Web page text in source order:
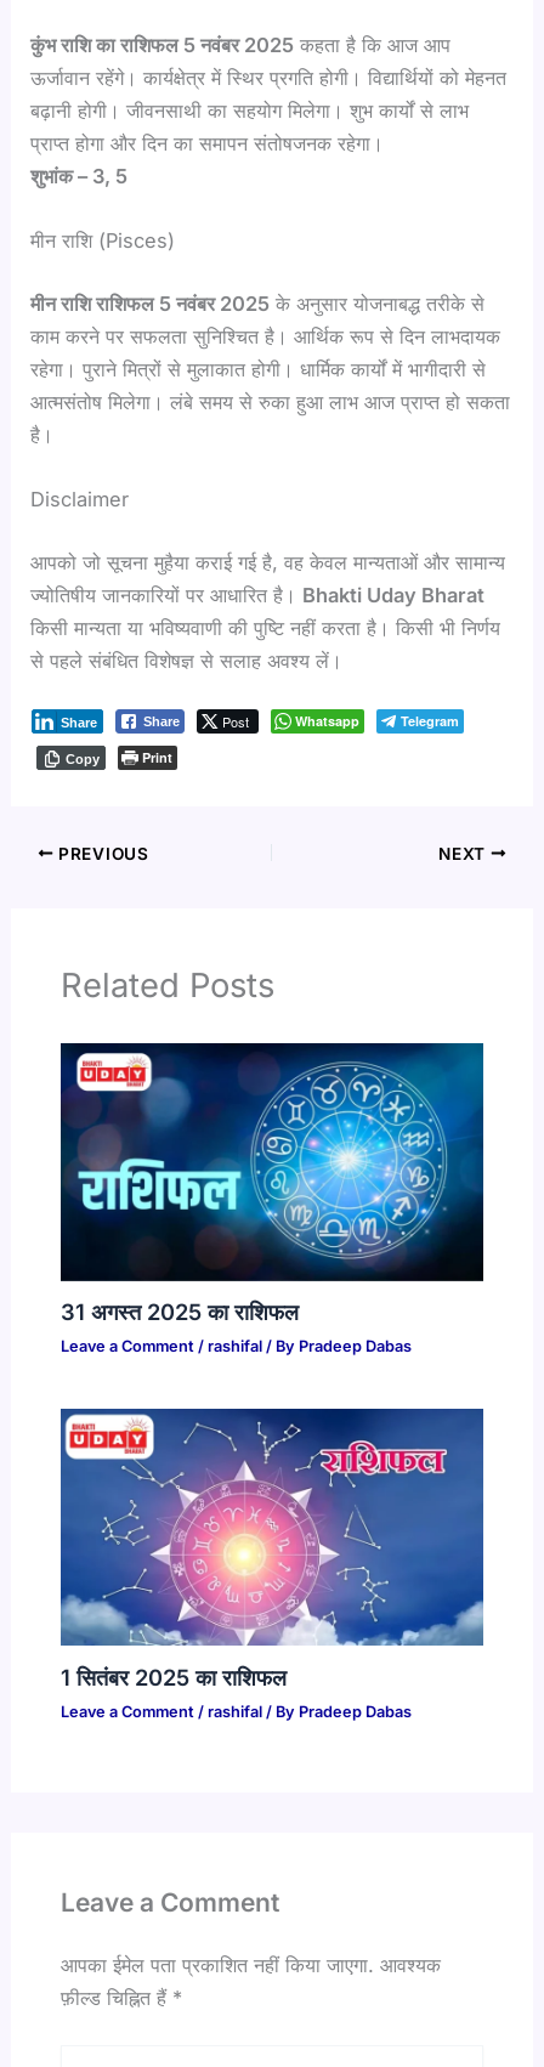
कुंभ राशि का राशिफल 5 नवंबर 2025 कहता है कि आज आप
ऊर्जावान रहेंगे। कार्यक्षेत्र में स्थिर प्रगति होगी। विद्यार्थियों को मेहनत
बढ़ानी होगी। जीवनसाथी का सहयोग मिलेगा। शुभ कार्यों से लाभ
प्राप्त होगा और दिन का समापन संतोषजनक रहेगा।
शुभांक – 3, 5
मीन राशि (Pisces)
मीन राशि राशिफल 5 नवंबर 2025 के अनुसार योजनाबद्ध तरीके से
काम करने पर सफलता सुनिश्चित है। आर्थिक रूप से दिन लाभदायक
रहेगा। पुराने मित्रों से मुलाकात होगी। धार्मिक कार्यों में भागीदारी से
आत्मसंतोष मिलेगा। लंबे समय से रुका हुआ लाभ आज प्राप्त हो सकता
है।
Disclaimer
आपको जो सूचना मुहैया कराई गई है, वह केवल मान्यताओं और सामान्य
ज्योतिषीय जानकारियों पर आधारित है। Bhakti Uday Bharat
किसी मान्यता या भविष्यवाणी की पुष्टि नहीं करता है। किसी भी निर्णय
से पहले संबंधित विशेषज्ञ से सलाह अवश्य लें।
Share Post
Share Whatsapp Telegram
Copy Print
PREVIOUS NEXT
Related Posts
31 अगस्त 2025 का राशिफल​
Leave a Comment / rashifal/ By Pradeep Dabas
1 सितंबर 2025 का राशिफल​
Leave a Comment / rashifal/ By Pradeep Dabas
Leave a Comment
आपका ईमेल पता प्रकाशित नहीं किया जाएगा. आवश्यक
फ़ील्ड चिह्नित हैं *